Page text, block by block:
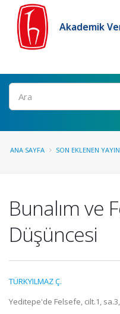
Akademik
Ara
ANA SAYFA SON EKLENEN
Bunalım ve
Düşüncesi
TÜRKYILMAZ Ç.
Yeditepe'de Felsefe, cilt.1,